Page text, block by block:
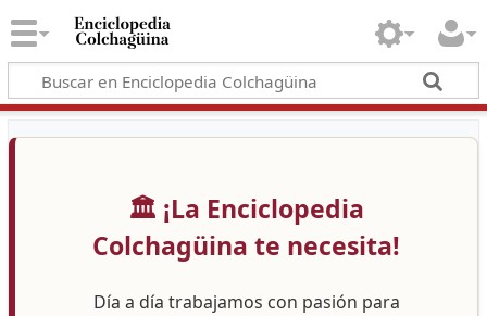
🏛️ ¡La Enciclopedia
Colchagüina te necesita!
Día a día trabajamos con pasión para